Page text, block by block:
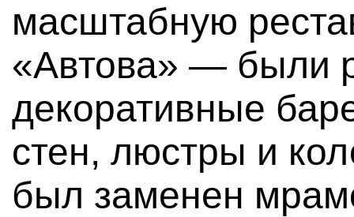
масштабную
«Автова» — были
декоративные
стен, люстры и
был заменен